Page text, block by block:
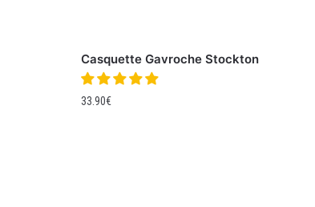
Casquette Gavroche Stockton
33.90€